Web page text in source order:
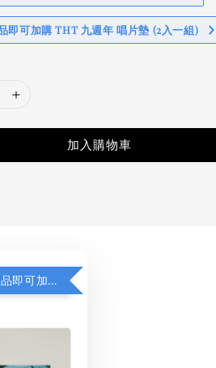
即可加購 THT 九週年 唱片墊 (2入一組)
加入購物車
凡購買任一商品即可加購 THT 九週年 同一片天空 無框畫 30 x 30 cm 附掛勾 (黑膠封面大小）